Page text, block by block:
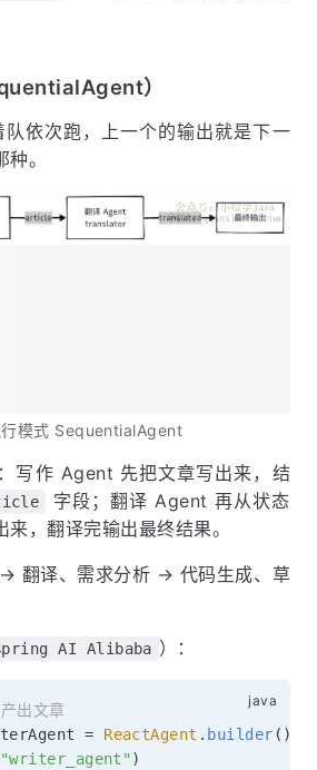
）
依次跑，上一个的输出就是下一
。
行模式 SequentialAgent
写作 Agent 先把文章写出来，结
字段；翻译 Agent 再从状态
来，翻译完输出最终结果。
翻译、需求分析 → 代码生成、草
AI Alibaba ）：
出文章
= ReactAgent . builder ( )
"writer_agent" )